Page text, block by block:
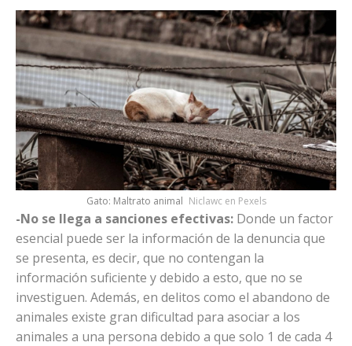
Gato: Maltrato animal Niclawc en Pexels
-No se llega a sanciones efectivas: Donde un factor
esencial puede ser la información de la denuncia que
se presenta, es decir, que no contengan la
información suficiente y debido a esto, que no se
investiguen. Además, en delitos como el abandono de
animales existe gran dificultad para asociar a los
animales a una persona debido a que solo 1 de cada 4